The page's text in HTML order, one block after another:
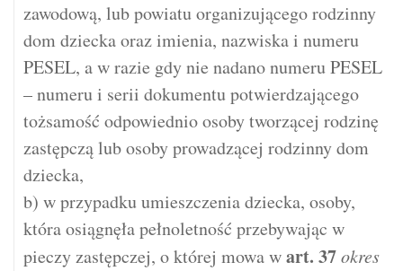
zawodową, lub powiatu organizującego rodzinny
dom dziecka oraz imienia, nazwiska i numeru
PESEL, a w razie gdy nie nadano numeru PESEL
– numeru i serii dokumentu potwierdzającego
tożsamość odpowiednio osoby tworzącej rodzinę
zastępczą lub osoby prowadzącej rodzinny dom
dziecka,
b) w przypadku umieszczenia dziecka, osoby,
która osiągnęła pełnoletność przebywając w
pieczy zastępczej, o której mowa wart. 37okres